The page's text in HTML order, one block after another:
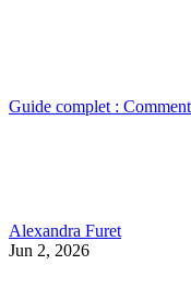
Guide complet :
Alexandra Furet
Jun 2, 2026